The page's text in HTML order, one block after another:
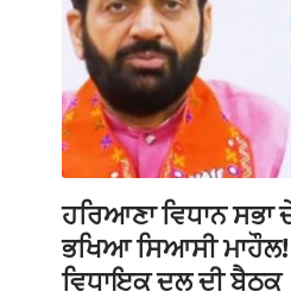
ਹਰਿਆਣਾ ਵਿਧਾਨ ਸਭਾ
ਭਖਿਆ ਸਿਆਸੀ
ਵਿਧਾਇਕ ਦਲ ਦੀ ਬੈਠਕ